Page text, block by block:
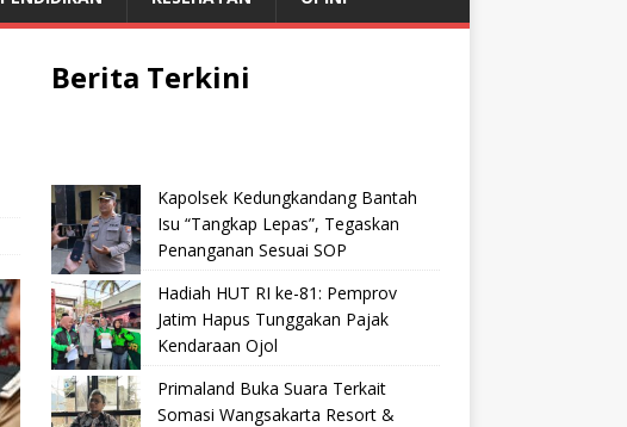
Berita Terkini
Kapolsek Kedungkandang Bantah
Isu “Tangkap Lepas”, Tegaskan
Penanganan Sesuai SOP
Hadiah HUT RI ke-81: Pemprov
Jatim Hapus Tunggakan Pajak
Kendaraan Ojol
Primaland Buka Suara Terkait
Somasi Wangsakarta Resort &